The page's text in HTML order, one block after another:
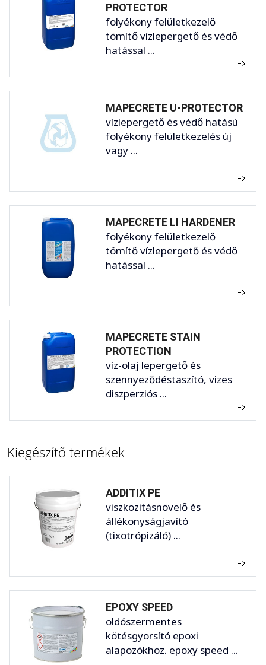
PROTECTOR
folyékony felületkezelő
tömítő vízlepergető és védő
hatással ...
MAPECRETE U-PROTECTOR
vízlepergető és védő hatású
folyékony felületkezelés új
vagy ...
MAPECRETE LI HARDENER
folyékony felületkezelő
tömítő vízlepergető és védő
hatással ...
MAPECRETE STAIN
PROTECTION
víz-olaj lepergető és
szennyeződéstaszító, vizes
diszperziós ...
Kiegészítő termékek
ADDITIX PE
viszkozitásnövelő és
állékonyságjavító
(tixotrópizáló) ...
EPOXY SPEED
oldószermentes
kötésgyorsító epoxi
alapozókhoz. epoxy speed ...